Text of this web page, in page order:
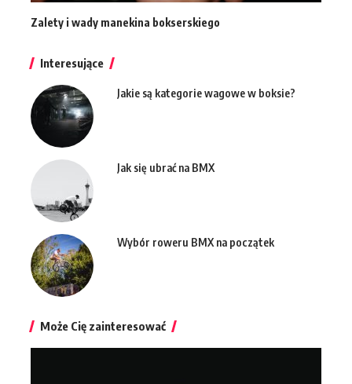
Zalety i wady manekina bokserskiego
Interesujące
Jakie są kategorie wagowe w boksie?
Jak się ubrać na BMX
Wybór roweru BMX na początek
Może Cię zainteresować